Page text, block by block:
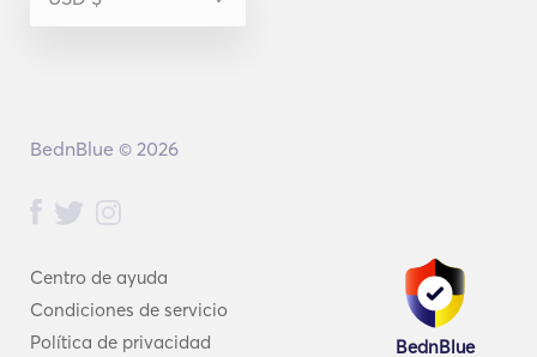
Centro de ayuda
Condiciones de servicio
Política de privacidad
BednBlue
BednBlue © 2026